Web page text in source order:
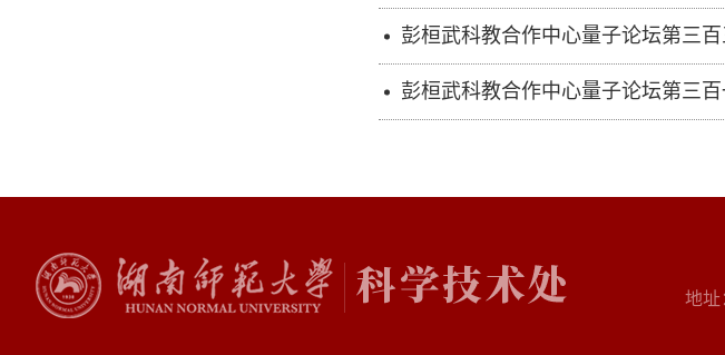
彭桓武科教合作中心量子论坛第三
彭桓武科教合作中心量子论坛第三
地址